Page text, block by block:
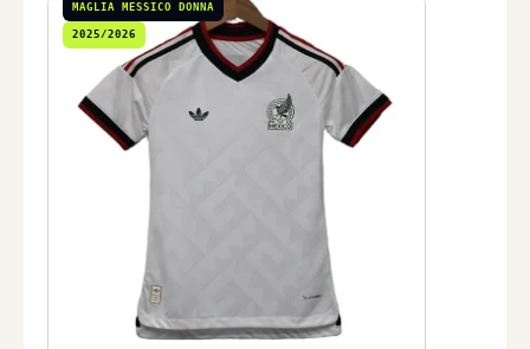
MAGLIA MESSICO DONNA
2025/2026